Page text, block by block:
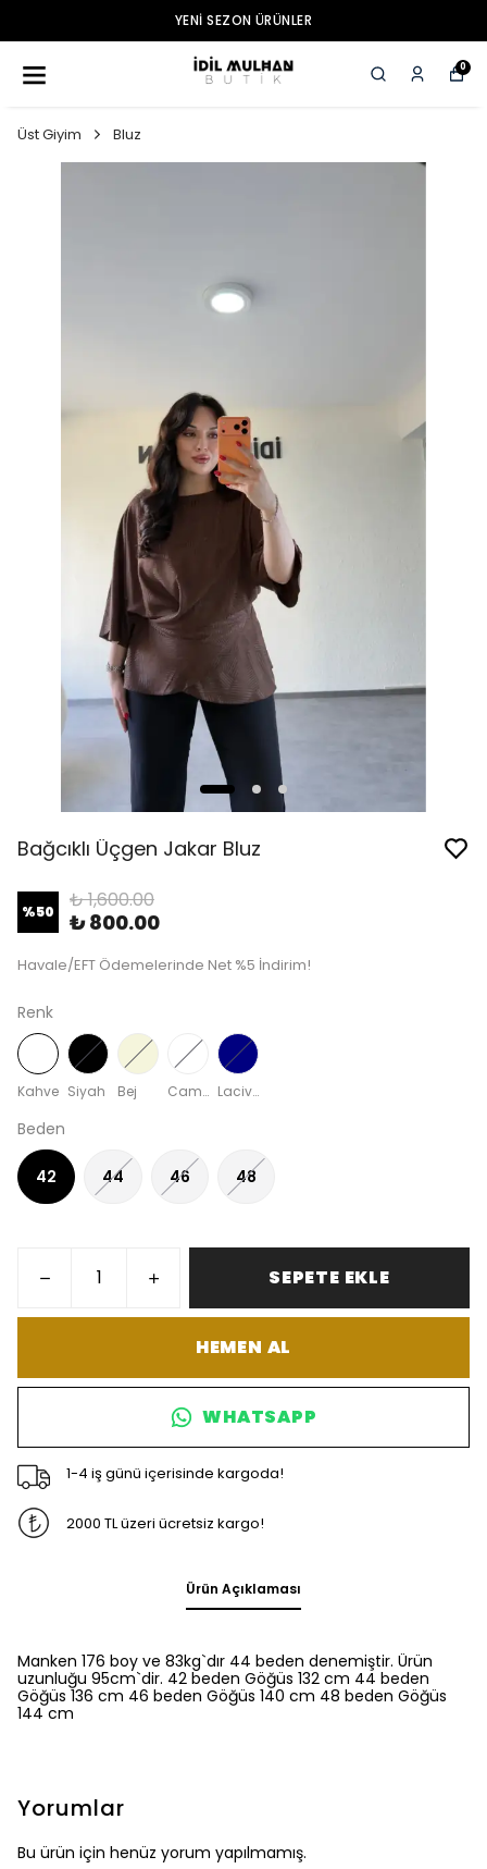
YENI SEZON ÜRÜNLER
0
Üst Giyim Bluz
Bağcıklı Üçgen Jakar Bluz
%50 ₺ 1,600.00
₺ 800.00
Havale/EFT Ödemelerinde Net %5 İndirim!
Renk
Kahve Siyah Bej Camel Lacivert
Beden
42 44 46 48
SEPETE EKLE
HEMEN AL
WHATSAPP
1-4 iş günü içerisinde kargoda!
2000 TL üzeri ücretsiz kargo!
Ürün Açıklaması
Manken 176 boy ve 83kg`dır 44 beden denemiştir. Ürün
uzunluğu 95cm`dir. 42 beden Göğüs 132 cm 44 beden
Göğüs 136 cm 46 beden Göğüs 140 cm 48 beden Göğüs
144 cm
Yorumlar
Bu ürün için henüz yorum yapılmamış.